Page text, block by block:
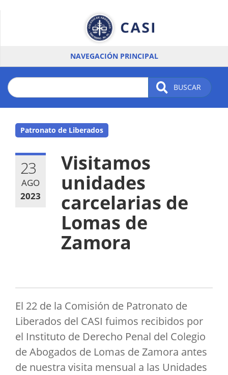
NAVEGACIÓN PRINCIPAL
BUSCAR
Patronato de Liberados
23
AGO
2023
Visitamos
unidades
carcelarias de
Lomas de
Zamora
El 22 de la Comisión de Patronato de
Liberados del CASI fuimos recibidos por
el Instituto de Derecho Penal del Colegio
de Abogados de Lomas de Zamora antes
de nuestra visita mensual a las Unidades